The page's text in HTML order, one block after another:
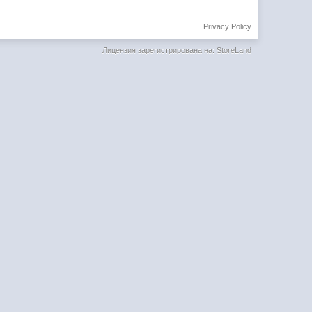
Privacy Policy
Лицензия зарегистрирована на: StoreLand